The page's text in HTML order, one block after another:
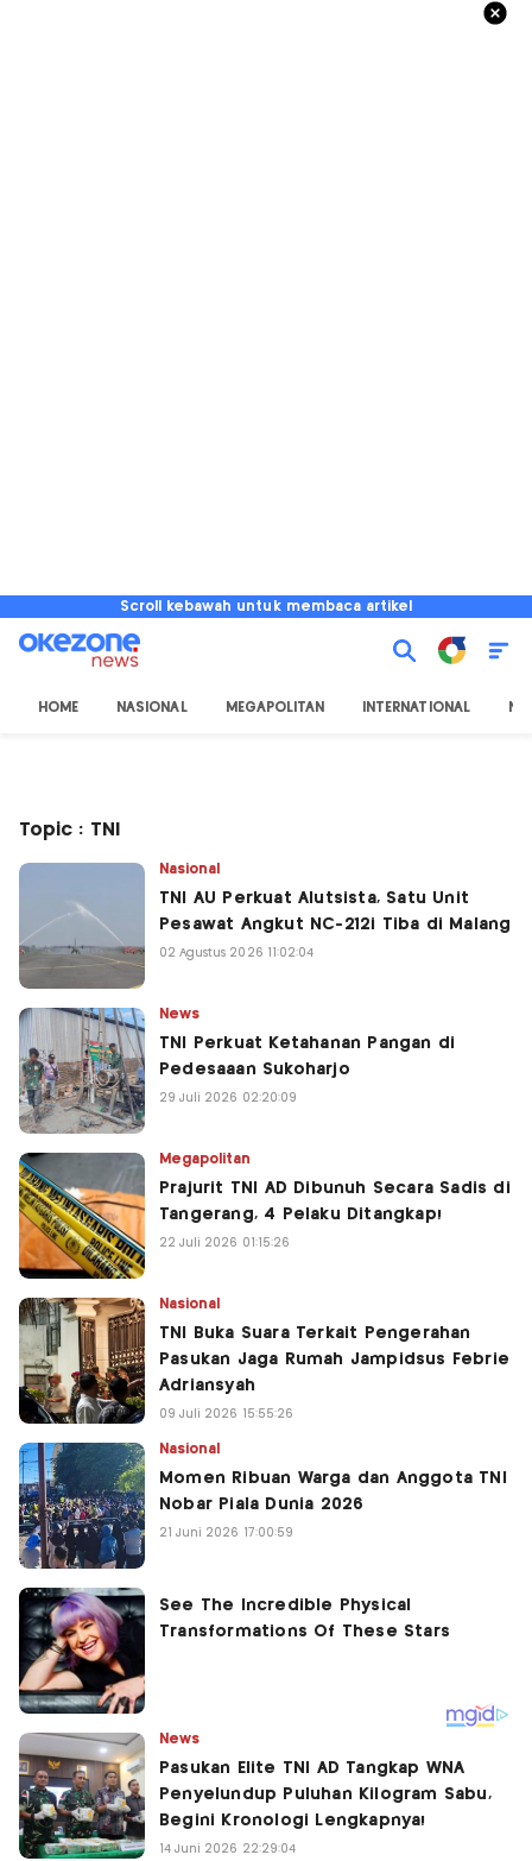
Scroll kebawah untuk membaca artikel
HOME NASIONAL MEGAPOLITAN INTERNATIONAL
Topic : TNI
Nasional
TNI AU Perkuat Alutsista, Satu Unit
Pesawat Angkut NC-212i Tiba di Malang
02 Agustus 2026 11:02:04
News
TNI Perkuat Ketahanan Pangan di
Pedesaaan Sukoharjo
29 Juli 2026 02:20:09
Megapolitan
Prajurit TNI AD Dibunuh Secara Sadis di
Tangerang, 4 Pelaku Ditangkap!
22 Juli 2026 01:15:26
Nasional
TNI Buka Suara Terkait Pengerahan
Pasukan Jaga Rumah Jampidsus Febrie
Adriansyah
09 Juli 2026 15:55:26
Nasional
Momen Ribuan Warga dan Anggota TNI
Nobar Piala Dunia 2026
21 Juni 2026 17:00:59
News
Pasukan Elite TNI AD Tangkap WNA
Penyelundup Puluhan Kilogram Sabu,
Begini Kronologi Lengkapnya!
14 Juni 2026 22:29:04